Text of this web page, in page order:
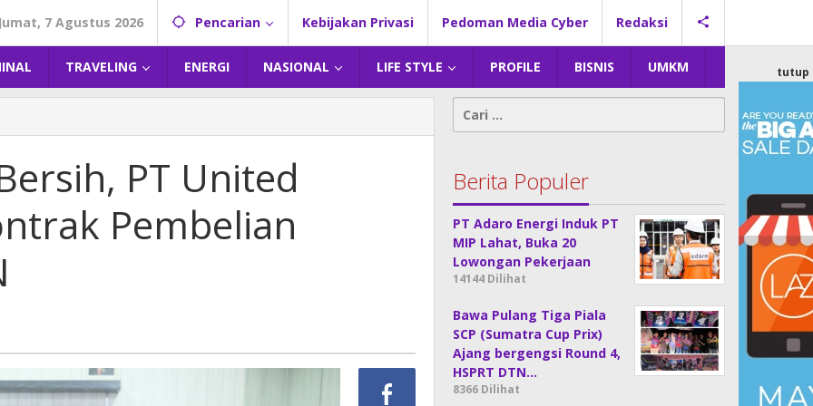
Jumat, 7 Agustus 2026 Pencarian Kebijakan Privasi Pedoman Media Cyber Redaksi
TRAVELING ENERGI NASIONAL LIFE STYLE PROFILE BISNIS UMKM tutup
PT United
Pembelian
Cari
untuk:
Berita Populer
PT Adaro Energi Induk PT
MIP Lahat, Buka 20
Lowongan Pekerjaan
14144 Dilihat
Bawa Pulang Tiga Piala
SCP (Sumatra Cup Prix)
Ajang bergengsi Round 4,
HSPRT DTN…
8366 Dilihat